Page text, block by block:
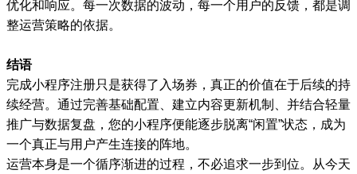
优化和响应。每一次数据的波动，每一个用户的反馈，都是调
整运营策略的依据。
结语
完成小程序注册只是获得了入场券，真正的价值在于后续的持
续经营。通过完善基础配置、建立内容更新机制、并结合轻量
推广与数据复盘，您的小程序便能逐步脱离“闲置”状态，成为
一个真正与用户产生连接的阵地。
运营本身是一个循序渐进的过程，不必追求一步到位。从今天